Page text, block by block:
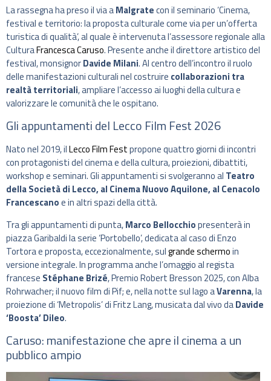
La rassegna ha preso il via aMalgratecon il seminario ‘Cinema,
festival e territorio: la proposta culturale come via per un’offerta
turistica di qualità’, al quale è intervenuta l’assessore regionale alla
CulturaFrancesca Caruso. Presente anche il direttore artistico del
festival, monsignorDavide Milani. Al centro dell’incontro il ruolo
delle manifestazioni culturali nel costruire collaborazioni tra
realtà territoriali, ampliare l’accesso ai luoghi della cultura e
valorizzare le comunità che le ospitano.
Gli appuntamenti del Lecco Film Fest 2026
Nato nel 2019, ilLecco Film Festpropone quattro giorni di incontri
con protagonisti del cinema e della cultura, proiezioni, dibattiti,
workshop e seminari. Gli appuntamenti si svolgeranno al Teatro
della Società di Lecco, al Cinema Nuovo Aquilone, al Cenacolo
Francescanoe in altri spazi della città.
Tra gli appuntamenti di punta,Marco Bellocchiopresenterà in
piazza Garibaldi la serie ‘Portobello’, dedicata al caso di Enzo
Tortora e proposta, eccezionalmente, sulgrande schermoin
versione integrale. In programma anche l’omaggio al regista
francese Stéphane Brizé, Premio Robert Bresson 2025, con Alba
Rohrwacher; il nuovo film di Pif; e, nella notte sul lago aVarenna, la
proiezione di ‘Metropolis’ di Fritz Lang, musicata dal vivo daDavide
‘Boosta’ Dileo.
Caruso: manifestazione che apre il cinema a un
pubblico ampio